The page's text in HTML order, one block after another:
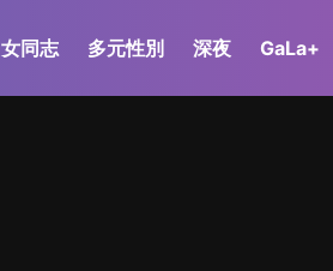
女同志 多元性別 深夜 GaLa+